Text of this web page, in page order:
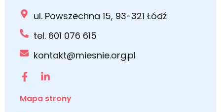
ul. Powszechna 15, 93-321 Łódź
tel. 601 076 615
kontakt@miesnie.org.pl
Mapa strony